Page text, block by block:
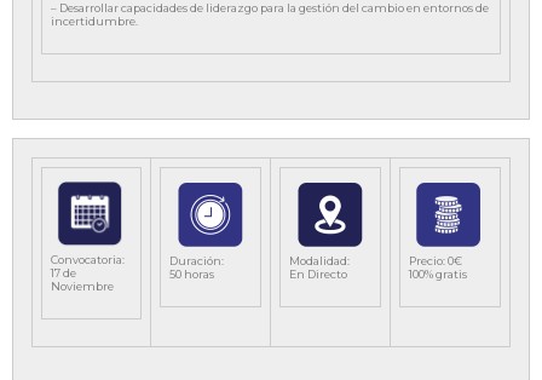
– Desarrollar capacidades de liderazgo para la gestión del cambio en entornos de
incertidumbre.
‌Convocatoria:
17 de
Noviembre
‌Duración:
50 horas
Modalidad:
En Directo
Precio: 0€
100% gratis